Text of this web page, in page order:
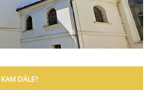
KAM DÁLE?